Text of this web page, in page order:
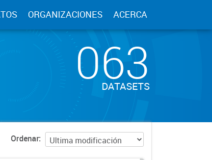
ORGANIZACIONES ACERCA
063
DATASETS
Ordenar